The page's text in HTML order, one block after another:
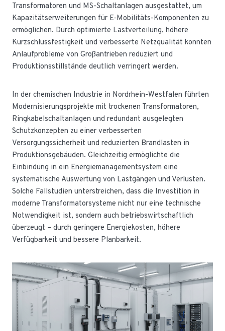
Transformatoren und MS-Schaltanlagen ausgestattet, um
Kapazitätserweiterungen für E‑Mobilitäts-Komponenten zu
ermöglichen. Durch optimierte Lastverteilung, höhere
Kurzschlussfestigkeit und verbesserte Netzqualität konnten
Anlaufprobleme von Großantrieben reduziert und
Produktionsstillstände deutlich verringert werden.
In der chemischen Industrie in Nordrhein-Westfalen führten
Modernisierungsprojekte mit trockenen Transformatoren,
Ringkabelschaltanlagen und redundant ausgelegten
Schutzkonzepten zu einer verbesserten
Versorgungssicherheit und reduzierten Brandlasten in
Produktionsgebäuden. Gleichzeitig ermöglichte die
Einbindung in ein Energiemanagementsystem eine
systematische Auswertung von Lastgängen und Verlusten.
Solche Fallstudien unterstreichen, dass die Investition in
moderne Transformatorsysteme nicht nur eine technische
Notwendigkeit ist, sondern auch betriebswirtschaftlich
überzeugt – durch geringere Energiekosten, höhere
Verfügbarkeit und bessere Planbarkeit.